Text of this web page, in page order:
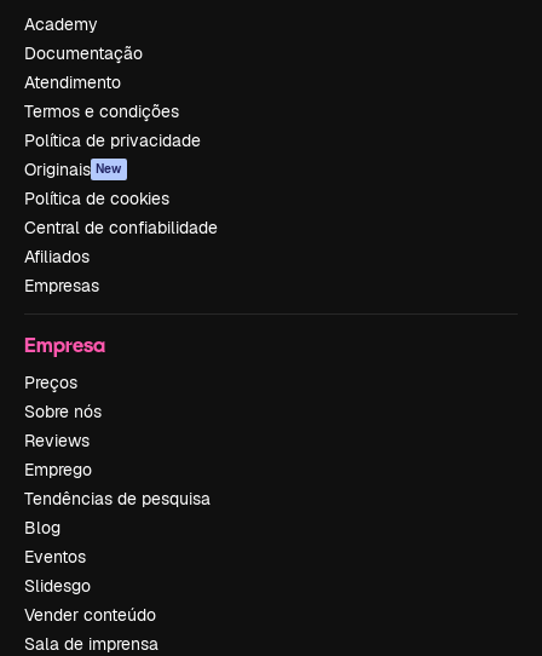
Academy
Documentação
Atendimento
Termos e condições
Política de privacidade
Originais New
Política de cookies
Central de confiabilidade
Afiliados
Empresas
Empresa
Preços
Sobre nós
Reviews
Emprego
Tendências de pesquisa
Blog
Eventos
Slidesgo
Vender conteúdo
Sala de imprensa